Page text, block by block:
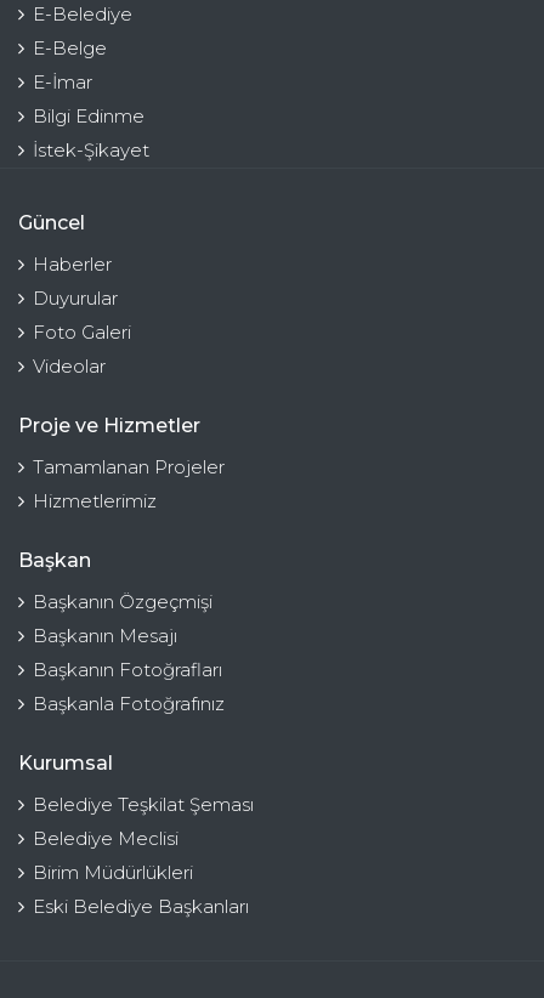
E-Belediye
E-Belge
E-İmar
Bilgi Edinme
İstek-Şikayet
Güncel
Haberler
Duyurular
Foto Galeri
Videolar
Proje ve Hizmetler
Tamamlanan Projeler
Hizmetlerimiz
Başkan
Başkanın Özgeçmişi
Başkanın Mesajı
Başkanın Fotoğrafları
Başkanla Fotoğrafınız
Kurumsal
Belediye Teşkilat Şeması
Belediye Meclisi
Birim Müdürlükleri
Eski Belediye Başkanları